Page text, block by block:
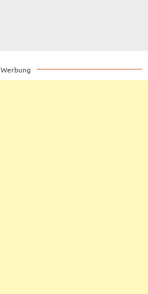
Werbung